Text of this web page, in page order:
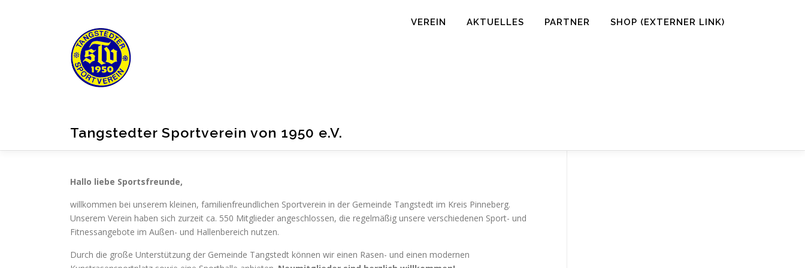
Tangstedter Sportverein von 1950 e.V.
VEREIN AKTUELLES PARTNER SHOP (EXTERNER LINK)
Hallo liebe Sportsfreunde,
willkommen bei unserem kleinen, familienfreundlichen Sportverein in der Gemeinde Tangstedt im Kreis Pinneberg.
Unserem Verein haben sich zurzeit ca. 550 Mitglieder angeschlossen, die regelmäßig unsere verschiedenen Sport- und
Fitnessangebote im Außen- und Hallenbereich nutzen.
Durch die große Unterstützung der Gemeinde Tangstedt können wir einen Rasen- und einen modernen